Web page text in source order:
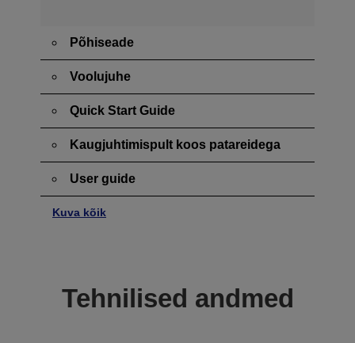
Põhiseade
Voolujuhe
Quick Start Guide
Kaugjuhtimispult koos patareidega
User guide
Kuva kõik
Tehnilised andmed